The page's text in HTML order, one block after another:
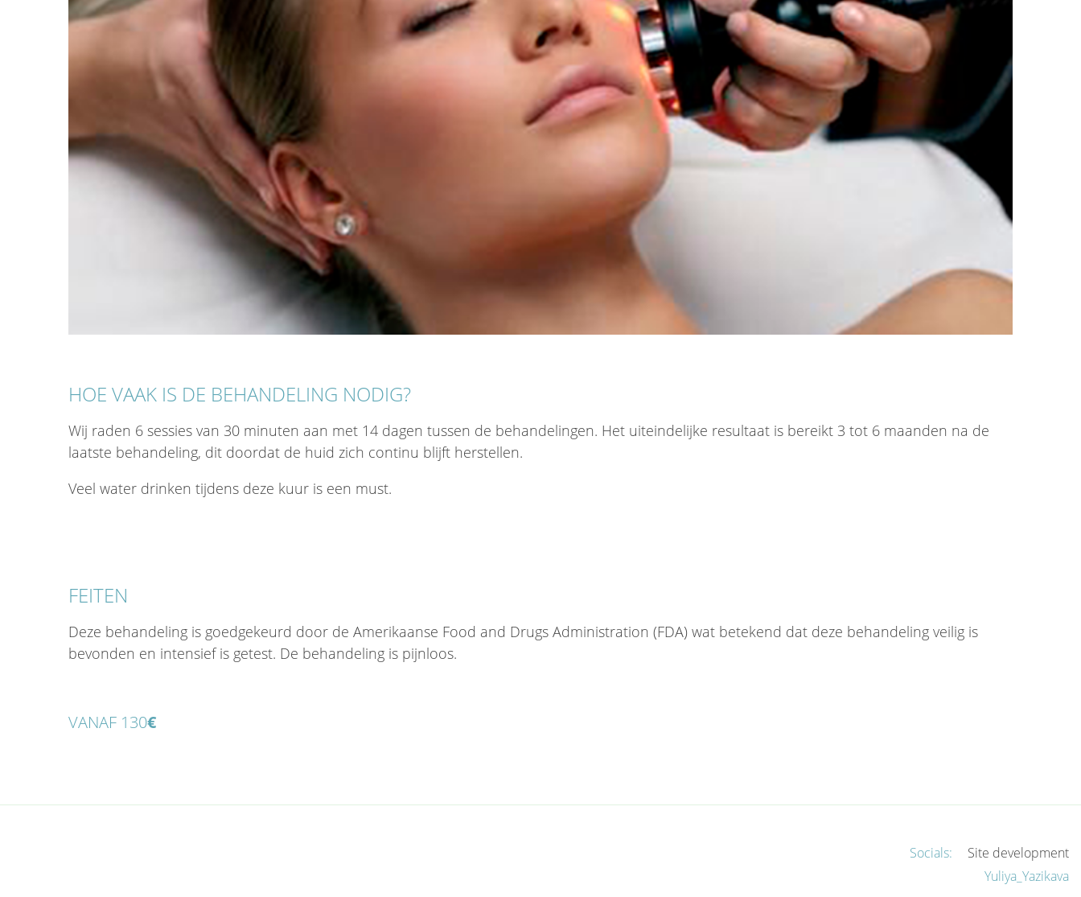
HOE VAAK IS DE BEHANDELING NODIG?
Wij raden 6 sessies van 30 minuten aan met 14 dagen tussen de behandelingen. Het uiteindelijke resultaat is bereikt 3 tot 6 maanden na de
laatste behandeling, dit doordat de huid zich continu blijft herstellen.
Veel water drinken tijdens deze kuur is een must.
FEITEN
Deze behandeling is goedgekeurd door de Amerikaanse Food and Drugs Administration (FDA) wat betekend dat deze behandeling veilig is
bevonden en intensief is getest. De behandeling is pijnloos.
VANAF 130€
Socials:
Site development
Yuliya_Yazikava